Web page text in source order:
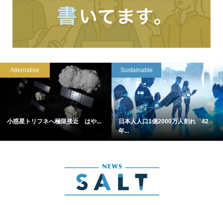
Alternative
小惑星トリフネへ極限接近 はや...
Sustainable
日本人人口1億2000万人割れ 42
年...